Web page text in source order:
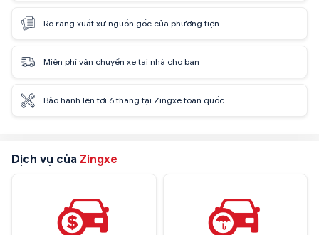
Rõ ràng xuất xứ nguồn gốc của phương tiện
Miễn phí vận chuyển xe tại nhà cho bạn
Bảo hành lên tới 6 tháng tại Zingxe toàn quốc
Dịch vụ của Zingxe